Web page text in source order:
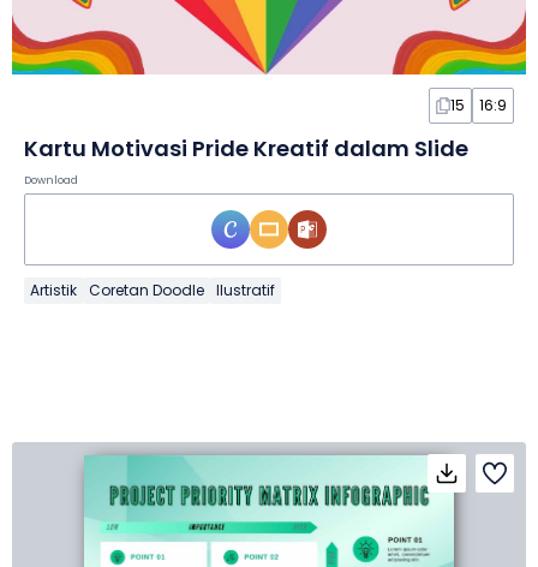
15 16:9
Kartu Motivasi Pride Kreatif dalam Slide
Download
Artistik Coretan Doodle Ilustratif